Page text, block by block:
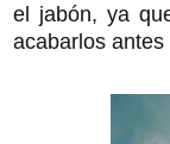
el jabón, ya
acabarlos